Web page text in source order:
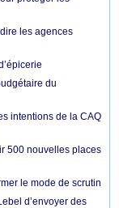
les agences
du
intentions de la CAQ
500 nouvelles places
le mode de scrutin
d’envoyer des